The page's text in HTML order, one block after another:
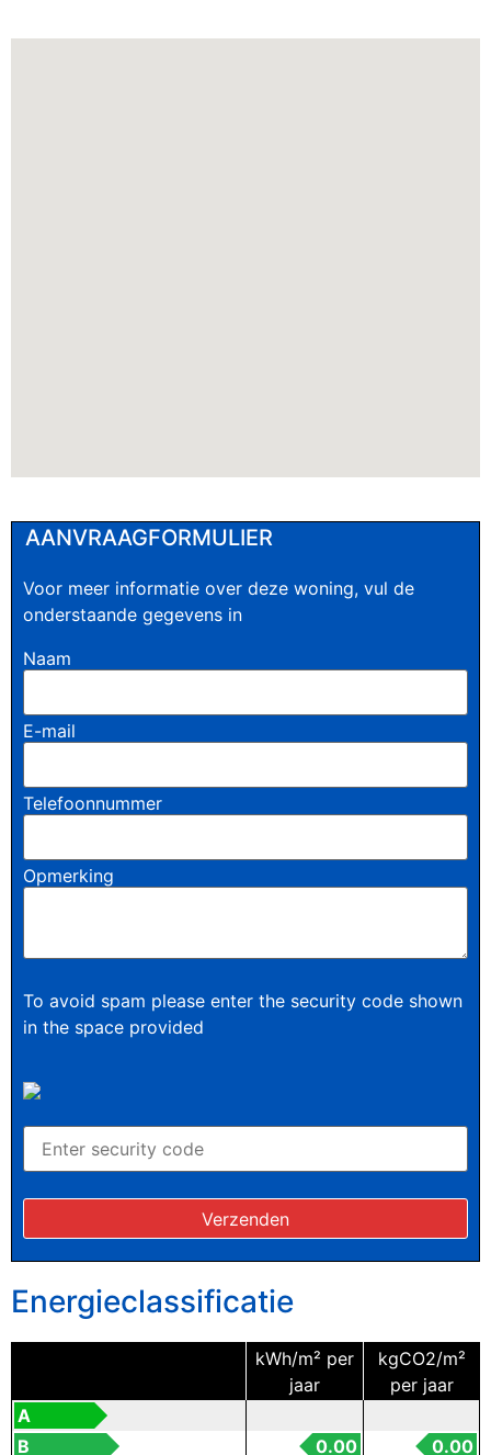
AANVRAAGFORMULIER
Voor meer informatie over deze woning, vul de
onderstaande gegevens in
Naam
E-mail
Telefoonnummer
Opmerking
To avoid spam please enter the security code shown
in the space provided
Energieclassificatie
kWh/m² per
jaar
kgCO2/m²
per jaar
A
B
0.00
0.00